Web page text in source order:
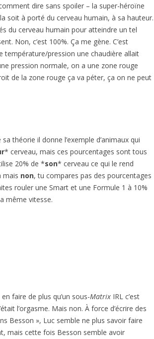
dire sans spoiler – la super-héroïne
soit à porté du cerveau humain, à sa hauteur.
du cerveau humain pour atteindre un tel
Non, c’est 100%. Ça me gène. C’est
pression une chaudière allait
pression normale, on a une zone rouge
de la zone rouge ça va péter, ça on ne peut
théorie il donne l’exemple d’animaux qui
* cerveau, mais ces pourcentages sont tous
20% de *son* cerveau ce qui le rend
mais non, tu compares pas des pourcentages
rouler une Smart et une Formule 1 à 10%
même vitesse.
faire de plus qu’un sous-Matrix IRL c’est
l’orgasme. Mais non. À force d’écrire des
Besson », Luc semble ne plus savoir faire
mais cette fois Besson semble avoir